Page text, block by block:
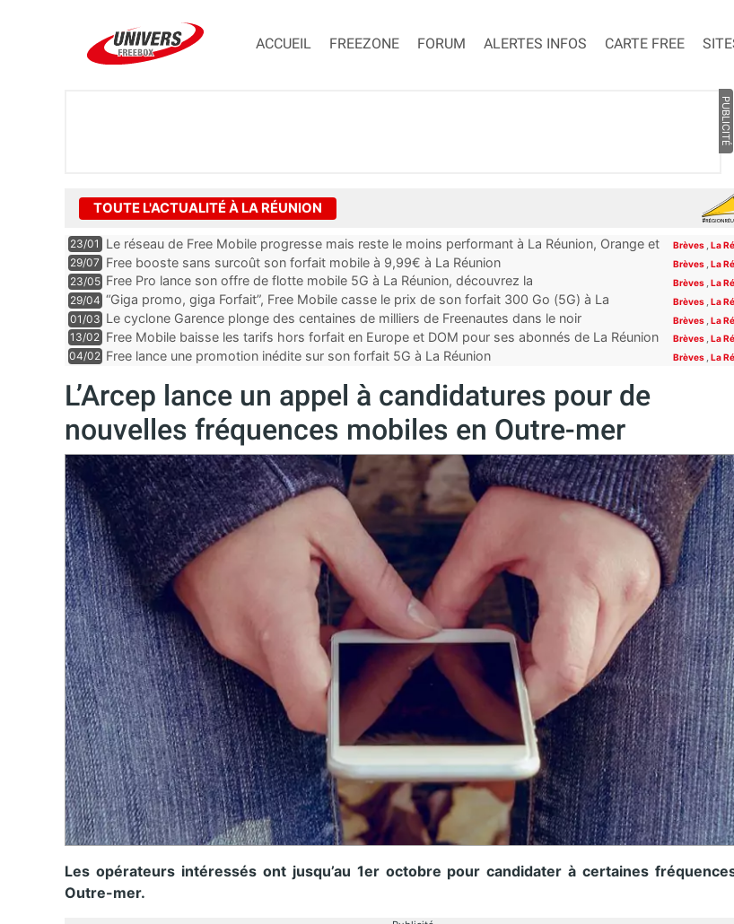
ACCUEIL FREEZONE FORUM ALERTES INFOS CARTE FREE
PUBLICITÉ
TOUTE L'ACTUALITÉ À LA RÉUNION
23/01
Le réseau de Free Mobile progresse mais reste le moins performant à La Réunion, Orange et
SFR font la course en tête
Brèves La
29/07 Free booste sans surcoût son forfait mobile à 9,99€ à La Réunion Brèves La
23/05 Free Pro lance son offre de flotte mobile 5G à La Réunion, découvrez la Brèves La
29/04 “Giga promo, giga Forfait”, Free Mobile casse le prix de son forfait 300 Go (5G) à La
Réunion
Brèves La
01/03 Le cyclone Garence plonge des centaines de milliers de Freenautes dans le noir Brèves La
13/02 Free Mobile baisse les tarifs hors forfait en Europe et DOM pour ses abonnés de La Réunion Brèves La
04/02 Free lance une promotion inédite sur son forfait 5G à La Réunion Brèves La
L’Arcep lance un appel à candidatures pour de
nouvelles fréquences mobiles en Outre-mer
Les opérateurs intéressés ont jusqu’au 1er octobre pour candidater à certaines
Outre-mer.